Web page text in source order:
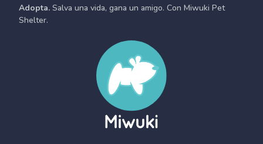
Adopta. Salva una vida, gana un amigo. Con Miwuki Pet
Shelter.